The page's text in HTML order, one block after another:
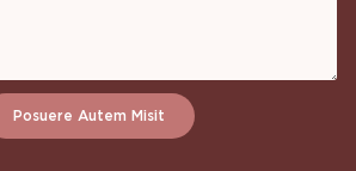
Posuere Autem Misit